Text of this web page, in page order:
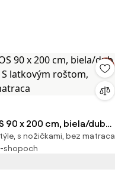
90 x 200 cm, biela/dub
S latkovým roštom,
s nožičkami, bez matraca
shopoch